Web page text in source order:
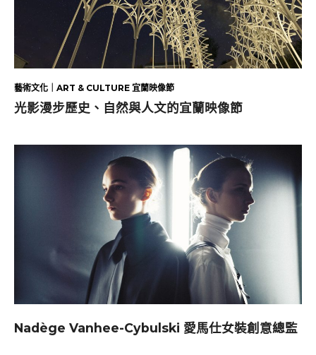
藝術文化｜ART & CULTURE 宜蘭映像節
光影漫步歷史、自然與人文的宜蘭映像節
Nadège Vanhee-Cybulski 愛馬仕女裝創意總監